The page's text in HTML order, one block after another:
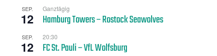
SEP.
12
Ganztägig
Hamburg Towers – Rostock Seawolves
SEP.
12
20:30
FC St. Pauli – VfL Wolfsburg